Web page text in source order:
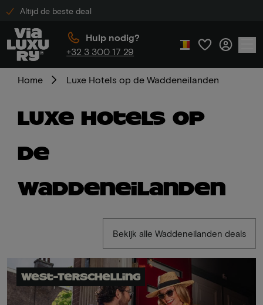
Altijd de beste deal
Hulp nodig?
+32 3 300 17 29
Home Luxe Hotels op de Waddeneilanden
Luxe Hotels op
de
Waddeneilanden
Bekijk alle Waddeneilanden deals
West-Terschelling